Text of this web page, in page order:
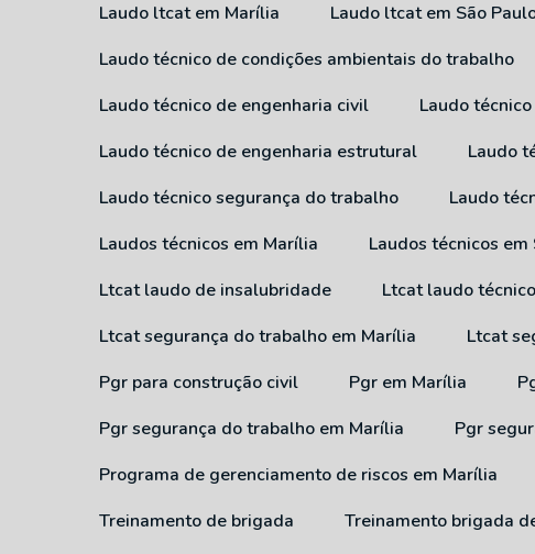
Laudo ltcat em Marília
Laudo ltcat em São
Laudo técnico de condições ambientais do trabalho
Laudo técnico de engenharia civil
Laudo
Laudo técnico de engenharia estrutural
Laudo
Laudo técnico segurança do trabalho
Laudo
Laudos técnicos em Marília
Laudos técnicos
Ltcat laudo de insalubridade
Ltcat laudo
Ltcat segurança do trabalho em Marília
Ltcat
Pgr para construção civil
Pgr em Marília
Pgr segurança do trabalho em Marília
Pgr
Programa de gerenciamento de riscos em Marília
Treinamento de brigada
Treinamento brigada